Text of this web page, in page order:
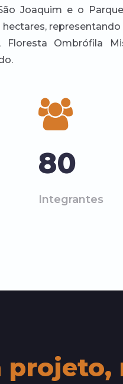
Joaquim e o
Floresta Ombrófila
80
Integrantes